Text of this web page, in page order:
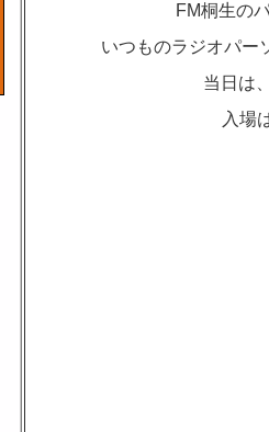
FM桐生の
いつものラジオパー
当日は
入場